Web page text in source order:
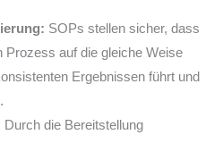
SOPs stellen sicher, dass
Prozess auf die gleiche Weise
Ergebnissen führt und
Durch die Bereitstellung